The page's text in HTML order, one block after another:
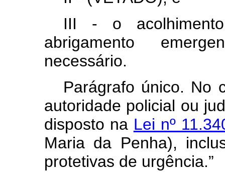
III - o
abrigamento
necessário.
Parágrafo único. No
autoridade policial ou
disposto na Lei nº
Maria da Penha),
protetivas de urgência.”